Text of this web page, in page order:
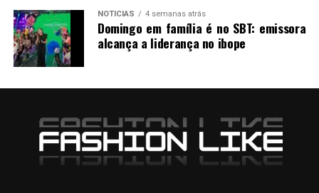
NOTICIAS 4 semanas atrás
Domingo em família é no SBT: emissora
alcança a liderança no ibope